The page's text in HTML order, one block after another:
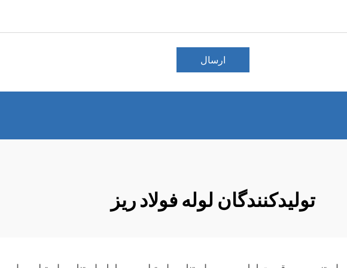
ارسال
تولیدکنندگان لوله فولاد ریز